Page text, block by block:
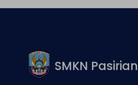
SMKN Pasirian